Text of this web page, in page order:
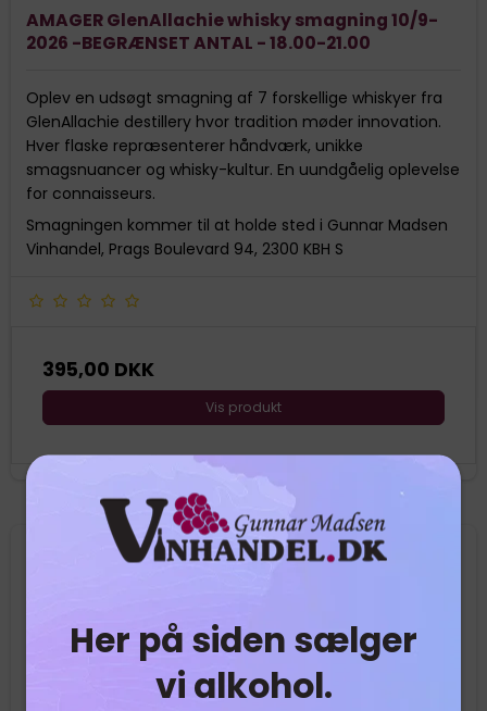
Her på siden sælger
vi alkohol.
AMAGER GlenAllachie whisky smagning 10/9-
2026 -BEGRÆNSET ANTAL - 18.00-21.00
Oplev en udsøgt smagning af 7 forskellige whiskyer fra
GlenAllachie destillery hvor tradition møder innovation.
Hver flaske repræsenterer håndværk, unikke
smagsnuancer og whisky-kultur. En uundgåelig oplevelse
for connaisseurs.
Smagningen kommer til at holde sted i Gunnar Madsen
Vinhandel, Prags Boulevard 94, 2300 KBH S
395,00 DKK
Vis produkt